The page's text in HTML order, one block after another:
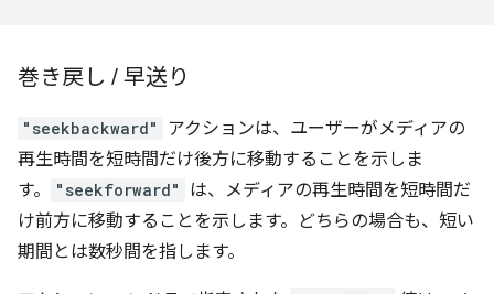
巻き戻し / 早送り
"seekbackward"
アクションは、ユーザーがメディアの
再生時間を短時間だけ後方に移動することを示しま
す。
"seekforward"
は、メディアの再生時間を短時間だ
け前方に移動することを示します。どちらの場合も、短い
期間とは数秒間を指します。